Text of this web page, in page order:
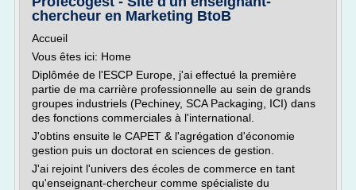
chercheur en Marketing BtoB
Accueil
Vous êtes ici: Home
Diplômée de l'ESCP Europe, j'ai effectué la première
partie de ma carrière professionnelle au sein de grands
groupes industriels (Pechiney, SCA Packaging, ICI) dans
des fonctions commerciales à l'international.
J'obtins ensuite le CAPET & l'agrégation d'économie
gestion puis un doctorat en sciences de gestion.
J'ai rejoint l'univers des écoles de commerce en tant
qu'enseignant-chercheur comme spécialiste du